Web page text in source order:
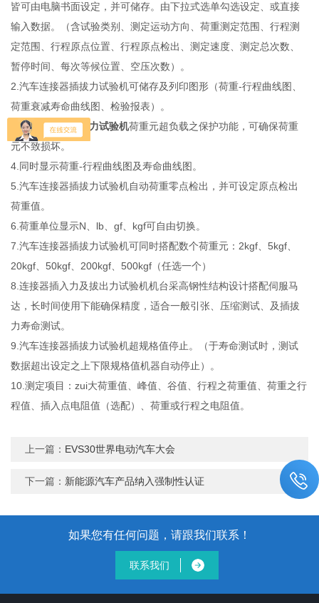
皆可由电脑书面设定，并可储存。由下拉式选单勾选设定、或直接
输入数据。（含试验类别、测定运动方向、荷重测定范围、行程测
定范围、行程原点位置、行程原点检出、测定速度、测定总次数、
暂停时间、每次等候位置、空压次数）。
2.汽车连接器插拔力试验机可储存及列印图形（荷重-行程曲线图、
荷重衰减寿命曲线图、检验报表）。
汽车连接器插拔力试验机荷重元超负载之保护功能，可确保荷重
元不致损坏。
4.同时显示荷重-行程曲线图及寿命曲线图。
5.汽车连接器插拔力试验机自动荷重零点检出，并可设定原点检出
荷重值。
6.荷重单位显示N、lb、gf、kgf可自由切换。
7.汽车连接器插拔力试验机可同时搭配数个荷重元：2kgf、5kgf、
20kgf、50kgf、200kgf、500kgf（任选一个）
8.连接器插入力及拔出力试验机机台采高钢性结构设计搭配伺服马
达，长时间使用下能确保精度，适合一般引张、压缩测试、及插拔
力寿命测试。
9.汽车连接器插拔力试验机超规格值停止。（于寿命测试时，测试
数据超出设定之上下限规格值机器自动停止）。
10.测定项目：zui大荷重值、峰值、谷值、行程之荷重值、荷重之行
程值、插入点电阻值（选配）、荷重或行程之电阻值。
上一篇： EVS30世界电动汽车大会
下一篇： 新能源汽车产品纳入强制性认证
如果您有任何问题，请跟我们联系！
联系我们